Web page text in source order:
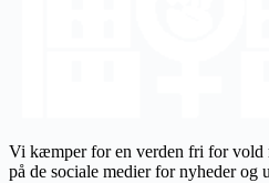
Vi kæmper for en verden fri for vold
på de sociale medier for nyheder og